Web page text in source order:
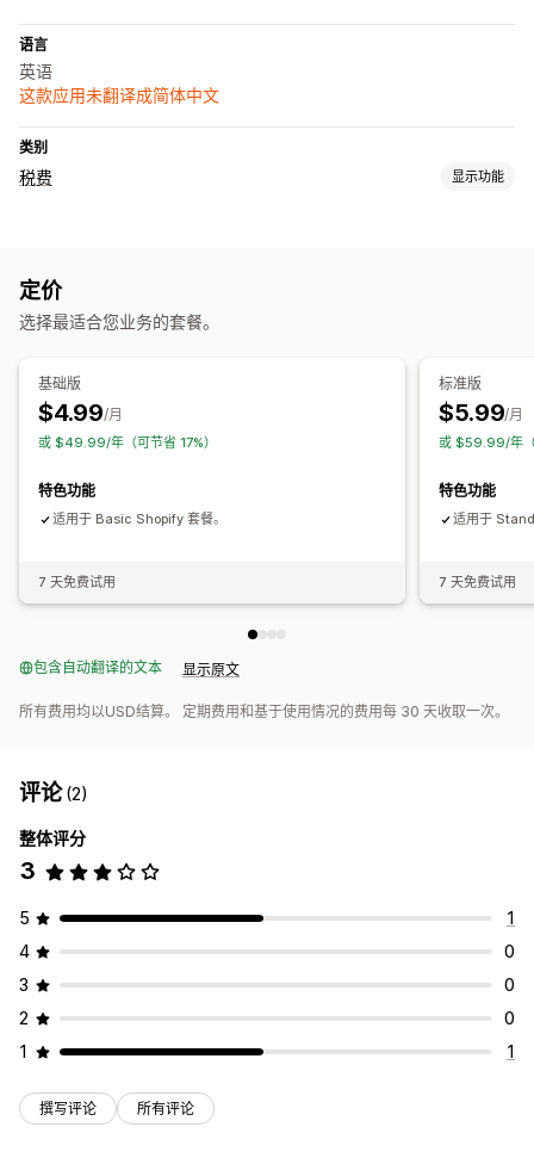
语言
英语
这款应用未翻译成简体中文
类别
税费 显示功能
定价
选择最适合您业务的套餐。
基础版
$4.99/月
或 $49.99/年（可节省 17%）
特色功能
适用于 Basic Shopify 套餐。
7 天免费试用
标准版
$5.99/月
或 $59.99/年
特色功能
适用于
7 天免费试用
包含自动翻译的文本 显示原文
所有费用均以USD结算。 定期费用和基于使用情况的费用每 30 天收取一次。
评论(2)
整体评分
3
5
1
4
0
3
0
2
0
1
1
撰写评论 所有评论